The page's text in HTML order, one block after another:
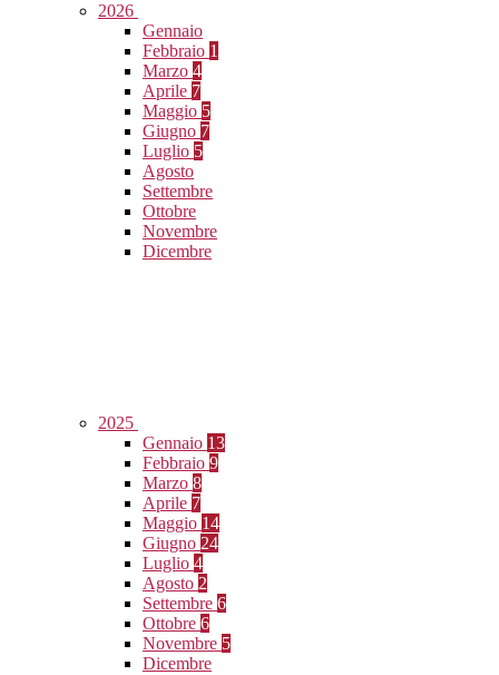
2026
Gennaio
Febbraio 1
Marzo 4
Aprile 7
Maggio 5
Giugno 7
Luglio 5
Agosto
Settembre
Ottobre
Novembre
Dicembre
2025
Gennaio 13
Febbraio 9
Marzo 8
Aprile 7
Maggio 14
Giugno 24
Luglio 4
Agosto 2
Settembre 6
Ottobre 6
Novembre 5
Dicembre